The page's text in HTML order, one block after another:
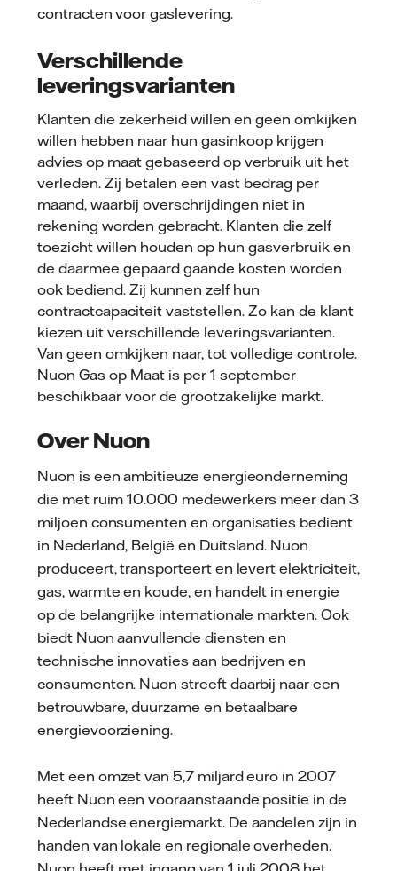
contracten voor gaslevering.
Verschillende
leveringsvarianten
Klanten die zekerheid willen en geen omkijken
willen hebben naar hun gasinkoop krijgen
advies op maat gebaseerd op verbruik uit het
verleden. Zij betalen een vast bedrag per
maand, waarbij overschrijdingen niet in
rekening worden gebracht. Klanten die zelf
toezicht willen houden op hun gasverbruik en
de daarmee gepaard gaande kosten worden
ook bediend. Zij kunnen zelf hun
contractcapaciteit vaststellen. Zo kan de klant
kiezen uit verschillende leveringsvarianten.
Van geen omkijken naar, tot volledige controle.
Nuon Gas op Maat is per 1 september
beschikbaar voor de grootzakelijke markt.
Over Nuon
Nuon is een ambitieuze energieonderneming
die met ruim 10.000 medewerkers meer dan 3
miljoen consumenten en organisaties bedient
in Nederland, België en Duitsland. Nuon
produceert, transporteert en levert elektriciteit,
gas, warmte en koude, en handelt in energie
op de belangrijke internationale markten. Ook
biedt Nuon aanvullende diensten en
technische innovaties aan bedrijven en
consumenten. Nuon streeft daarbij naar een
betrouwbare, duurzame en betaalbare
energievoorziening.
Met een omzet van 5,7 miljard euro in 2007
heeft Nuon een vooraanstaande positie in de
Nederlandse energiemarkt. De aandelen zijn in
handen van lokale en regionale overheden.